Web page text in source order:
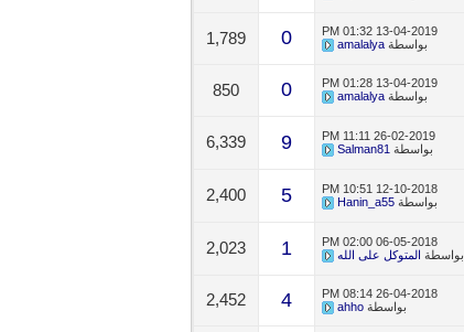
13-04-2019
01:32 PM
بواسطةamalalya
0
1,789
13-04-2019
01:28 PM
بواسطةamalalya
0
850
26-02-2019
11:11 PM
بواسطة Salman81
9
6,339
12-10-2018
10:51 PM
بواسطةHanin_a55
5
2,400
06-05-2018
02:00 PM
بواسطة المتوكل على الله 1
2,023
26-04-2018
08:14 PM
بواسطةahho
4
2,452